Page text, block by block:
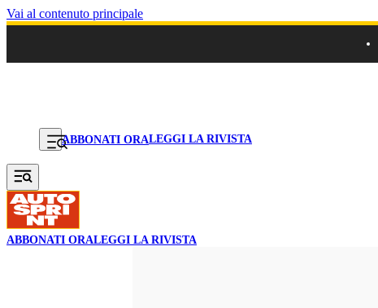
Vai al contenuto principale
ABBONATI ORALEGGI LA RIVISTA
ABBONATI ORALEGGI LA RIVISTA